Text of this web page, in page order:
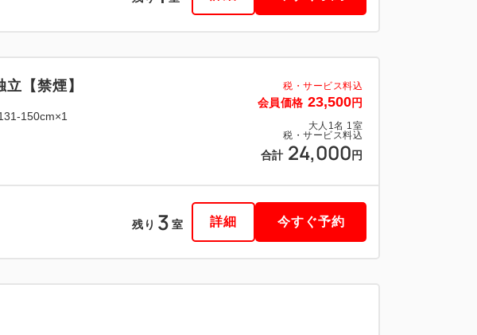
税・サービス料込
会員価格 23,500円
大人 1名 1室
税・サービス料込
合計 24,000 円
【禁煙】
150cm×1
残り 3 室 詳細 今すぐ予約